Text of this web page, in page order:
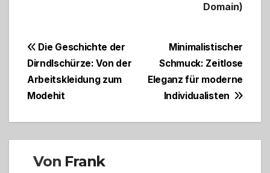
Domain)
BeitragsnavigationMinimalistischer
Schmuck: Zeitlose
Eleganz für moderne
Individualisten
Die Geschichte der
Dirndlschürze: Von der
Arbeitskleidung zum
Modehit
Von Frank